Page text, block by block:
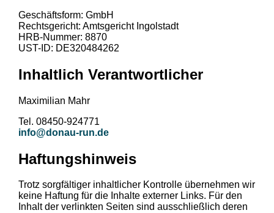
Geschäftsform: GmbH
Rechtsgericht: Amtsgericht Ingolstadt
HRB-Nummer: 8870
UST-ID: DE320484262
Inhaltlich Verantwortlicher
Maximilian Mahr
Tel. 08450-924771
info@donau-run.de
Haftungshinweis
Trotz sorgfältiger inhaltlicher Kontrolle übernehmen wir
keine Haftung für die Inhalte externer Links. Für den
Inhalt der verlinkten Seiten sind ausschließlich deren